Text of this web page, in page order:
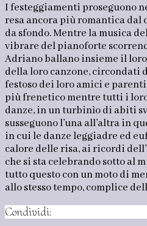
I festeggiamenti proseguono
resa ancora più romantica dal
da sfondo. Mentre la musica
vibrare del pianoforte
Adriano ballano insieme il
della loro canzone, circondati
festoso dei loro amici e
più frenetico mentre tutti i
danze, in un turbinìo di abiti
susseguono l’una all’altra in
in cui le danze leggiadre ed
calore delle risa, ai ricordi
che si sta celebrando sotto al
tutto questo con un moto di
allo stesso tempo, complice
Condividi: